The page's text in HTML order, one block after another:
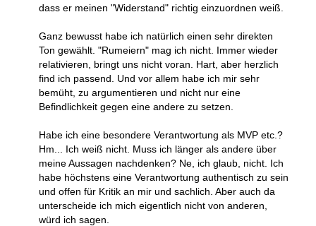
dass er meinen "Widerstand" richtig einzuordnen weiß.
Ganz bewusst habe ich natürlich einen sehr direkten
Ton gewählt. "Rumeiern" mag ich nicht. Immer wieder
relativieren, bringt uns nicht voran. Hart, aber herzlich
find ich passend. Und vor allem habe ich mir sehr
bemüht, zu argumentieren und nicht nur eine
Befindlichkeit gegen eine andere zu setzen.
Habe ich eine besondere Verantwortung als MVP etc.?
Hm... Ich weiß nicht. Muss ich länger als andere über
meine Aussagen nachdenken? Ne, ich glaub, nicht. Ich
habe höchstens eine Verantwortung authentisch zu sein
und offen für Kritik an mir und sachlich. Aber auch da
unterscheide ich mich eigentlich nicht von anderen,
würd ich sagen.